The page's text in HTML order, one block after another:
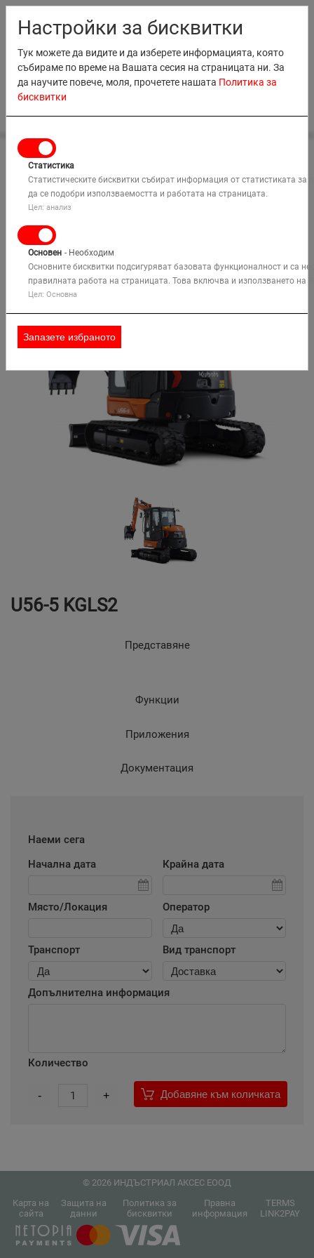
RO
НАЕМАНЕ
ПРОДАЖБИ
ОБУЧЕНИЕ
КОМПАНИЯ
РЕШЕНИЯ
МЕСТА
КОНТАКТ
ТЪРСИ
Начало
Наемане на оборудване
Дивизия Земекопна Техника
Мини Багер U56-5 KGLS2
U56-5 KGLS2
Представяне
Функции
Приложения
Документация
Наеми сега
Начална дата
Крайна дата
Място/Локация Оператор
Транспорт Вид транспорт
Допълнителна информация
Количество
- 1 + Добавяне към количката
© 2026 ИНДЪСТРИАЛ АКСЕС ЕООД
Карта на
сайта
Защита на
данни
Политика за
бисквитки
Правна
информация
TERMS
LINK2PAY
Настройки за бисквитки
Тук можете да видите и да изберете информацията, която
събираме по време на Вашата сесия на страницата ни. За
да научите повече, моля, прочетете нашата Политика за
бисквитки
Статистика
Статистическите бисквитки събират информация от статистиката за
да се подобри използваемостта и работата на страницата.
Цел: анализ
Основен - Необходим
Основните бисквитки подсигуряват базовата функционалност и са
правилната работа на страницата. Това включва и използването на
Цел: Основна
Запазете избраното